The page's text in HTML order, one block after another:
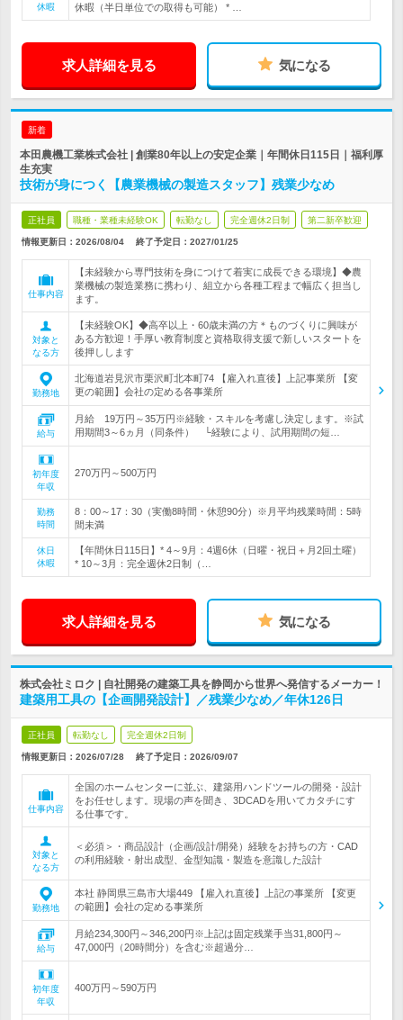
休暇
休暇（半日単位での取得も可能） * …
求人詳細を見る 気になる
新着
本田農機工業株式会社 | 創業80年以上の安定企業｜年間休日115日｜福利厚
生充実
技術が身につく【農業機械の製造スタッフ】残業少なめ
正社員 職種・業種未経験OK 転勤なし 完全週休2日制 第二新卒歓迎
情報更新日：2026/08/04 終了予定日： 2027/01/25
仕事内容
【未経験から専門技術を身につけて着実に成長できる環境】◆農
業機械の製造業務に携わり、組立から各種工程まで幅広く担当し
ます。
対象と
なる方
【未経験OK】◆高卒以上・60歳未満の方＊ものづくりに興味が
ある方歓迎！手厚い教育制度と資格取得支援で新しいスタートを
後押しします
勤務地
北海道岩見沢市栗沢町北本町74 【雇入れ直後】上記事業所 【変
更の範囲】会社の定める各事業所
給与
月給 19万円～35万円※経験・スキルを考慮し決定します。※試
用期間3～6ヵ月（同条件） └経験により、試用期間の短…
初年度
年収
270万円～500万円
勤務
時間
8：00～17：30（実働8時間・休憩90分）※月平均残業時間：5時
間未満
休日
休暇
【年間休日115日】* 4～9月：4週6休（日曜・祝日＋月2回土曜）
* 10～3月：完全週休2日制（…
求人詳細を見る 気になる
株式会社ミロク | 自社開発の建築工具を静岡から世界へ発信するメーカー！
建築用工具の【企画開発設計】／残業少なめ／年休126日
正社員 転勤なし 完全週休2日制
情報更新日：2026/07/28 終了予定日： 2026/09/07
仕事内容
全国のホームセンターに並ぶ、建築用ハンドツールの開発・設計
をお任せします。現場の声を聞き、3DCADを用いてカタチにす
る仕事です。
対象と
なる方
＜必須＞・商品設計（企画/設計/開発）経験をお持ちの方・CAD
の利用経験・射出成型、金型知識・製造を意識した設計
勤務地
本社 静岡県三島市大場449 【雇入れ直後】上記の事業所 【変更
の範囲】会社の定める事業所
給与
月給234,300円～346,200円※上記は固定残業手当31,800円～
47,000円（20時間分）を含む※超過分…
初年度
年収
400万円～590万円